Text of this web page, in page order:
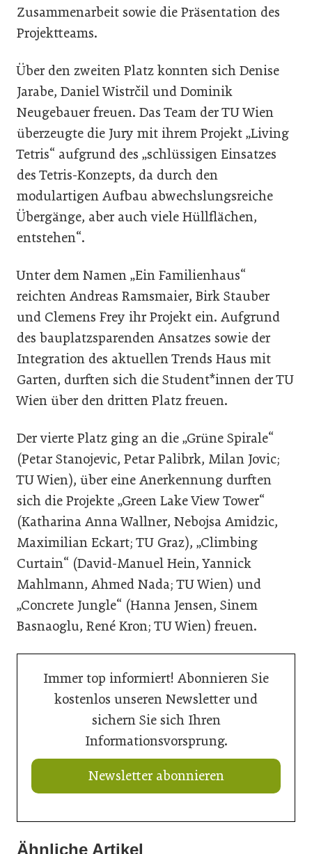
Zusammenarbeit sowie die Präsentation des
Projektteams.
Über den zweiten Platz konnten sich Denise
Jarabe, Daniel Wistrčil und Dominik
Neugebauer freuen. Das Team der TU Wien
überzeugte die Jury mit ihrem Projekt „Living
Tetris“ aufgrund des „schlüssigen Einsatzes
des Tetris-Konzepts, da durch den
modulartigen Aufbau abwechslungsreiche
Übergänge, aber auch viele Hüllflächen,
entstehen“.
Unter dem Namen „Ein Familienhaus“
reichten Andreas Ramsmaier, Birk Stauber
und Clemens Frey ihr Projekt ein. Aufgrund
des bauplatzsparenden Ansatzes sowie der
Integration des aktuellen Trends Haus mit
Garten, durften sich die Student*innen der TU
Wien über den dritten Platz freuen.
Der vierte Platz ging an die „Grüne Spirale“
(Petar Stanojevic, Petar Palibrk, Milan Jovic;
TU Wien), über eine Anerkennung durften
sich die Projekte „Green Lake View Tower“
(Katharina Anna Wallner, Nebojsa Amidzic,
Maximilian Eckart; TU Graz), „Climbing
Curtain“ (David-Manuel Hein, Yannick
Mahlmann, Ahmed Nada; TU Wien) und
„Concrete Jungle“ (Hanna Jensen, Sinem
Basnaoglu, René Kron; TU Wien) freuen.
Immer top informiert! Abonnieren Sie
kostenlos unseren Newsletter und
sichern Sie sich Ihren
Informationsvorsprung.
Newsletter abonnieren
Ähnliche Artikel
20. Juli 2026